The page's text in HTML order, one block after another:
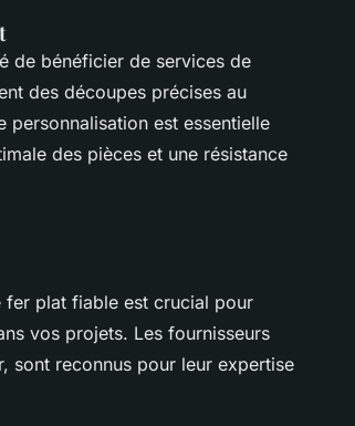
de bénéficier de services de
des découpes précises au
est essentielle
des pièces et une résistance
fer plat fiable est crucial pour
vos projets. Les fournisseurs
sont reconnus pour leur expertise